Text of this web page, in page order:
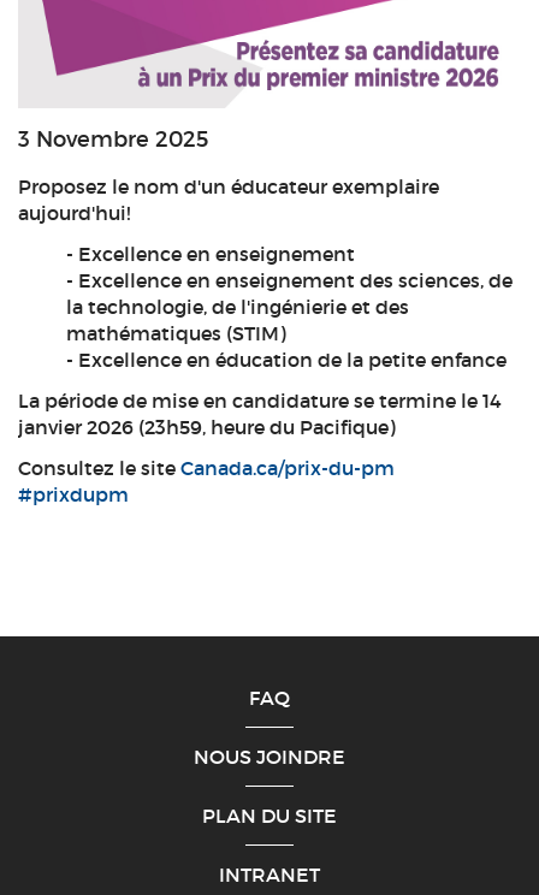
3 Novembre 2025
Proposez le nom d'un éducateur exemplaire
aujourd'hui!
- Excellence en enseignement
- Excellence en enseignement des sciences, de
la technologie, de l'ingénierie et des
mathématiques (STIM)
- Excellence en éducation de la petite enfance
La période de mise en candidature se termine le 14
janvier 2026 (23h59, heure du Pacifique)
Consultez le site Canada.ca/prix-du-pm
#prixdupm
FAQ
NOUS JOINDRE
PLAN DU SITE
INTRANET